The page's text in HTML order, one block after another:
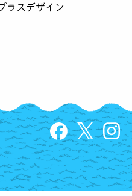
ラスデザイン